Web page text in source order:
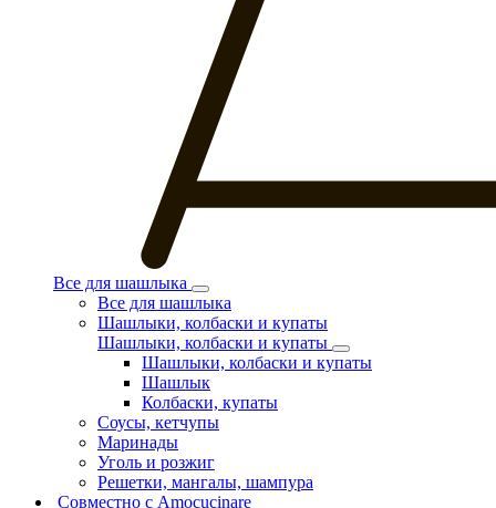
Все для шашлыка
Все для шашлыка
Шашлыки, колбаски и купаты
Шашлыки, колбаски и купаты
Шашлыки, колбаски и купаты
Шашлык
Колбаски, купаты
Соусы, кетчупы
Маринады
Уголь и розжиг
Решетки, мангалы, шампура
Совместно с Amocucinare